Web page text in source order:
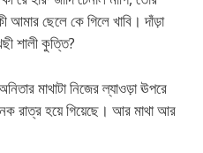
ছেলে কে গিলে খাবি। দাঁড়া
শালী কুত্তি?
মাথাটা নিজের ল্যাওড়া ঊপরে
রাত্র হয়ে গিয়েছে। আর মাথা আর